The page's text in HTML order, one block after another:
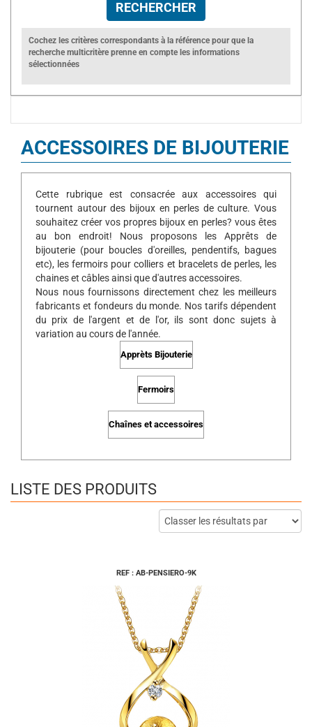
Cochez les critères correspondants à la référence pour que la
recherche multicritère prenne en compte les informations
sélectionnées
ACCESSOIRES DE BIJOUTERIE
Cette rubrique est consacrée aux accessoires qui
tournent autour des bijoux en perles de culture. Vous
souhaitez créer vos propres bijoux en perles? vous êtes
au bon endroit! Nous proposons les Apprêts de
bijouterie (pour boucles d'oreilles, pendentifs, bagues
etc), les fermoirs pour colliers et bracelets de perles, les
chaines et câbles ainsi que d'autres accessoires.
Nous nous fournissons directement chez les meilleurs
fabricants et fondeurs du monde. Nos tarifs dépendent
du prix de l'argent et de l'or, ils sont donc sujets à
variation au cours de l'année.
Apprèts Bijouterie
Fermoirs
Chaînes et accessoires
LISTE DES PRODUITS
REF : AB-PENSIERO-9K